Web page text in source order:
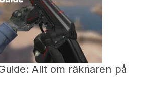
Allt om räknaren på